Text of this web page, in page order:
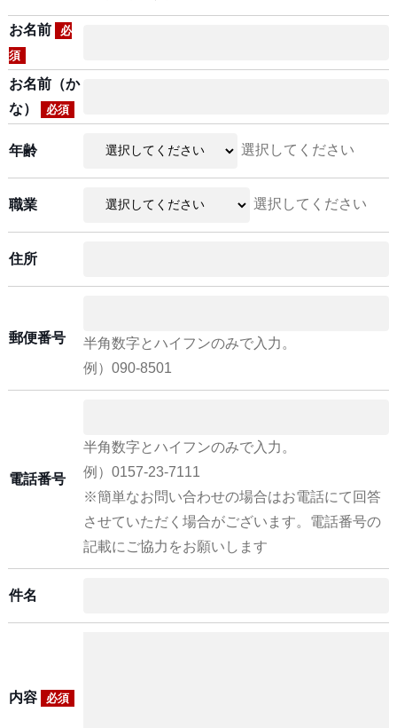
お名前
必
須
お名前（か
な）
必須
年齢 選択してください
職業 選択してください
住所
郵便番号
半角数字とハイフンのみで入力。
例）090-8501
電話番号
半角数字とハイフンのみで入力。
例）0157-23-7111
※簡単なお問い合わせの場合はお電話にて回答
させていただく場合がございます。電話番号の
記載にご協力をお願いします
件名
内容 必須